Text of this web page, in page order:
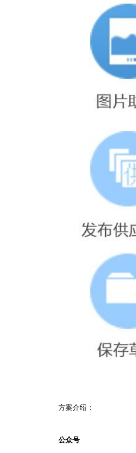
方案介绍：
公众号